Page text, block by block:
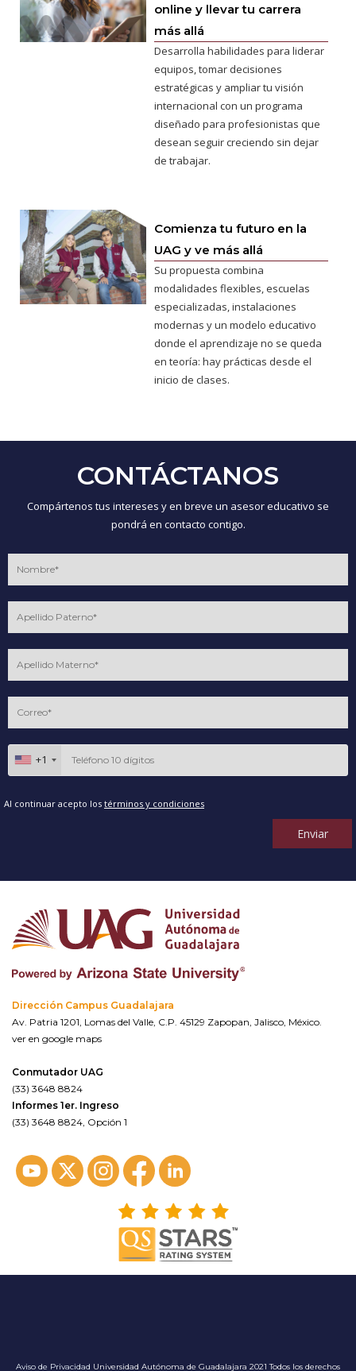
online y llevar tu carrera
más allá
Desarrolla habilidades para liderar
equipos, tomar decisiones
estratégicas y ampliar tu visión
internacional con un programa
diseñado para profesionistas que
desean seguir creciendo sin dejar
de trabajar.
Comienza tu futuro en la
UAG y ve más allá
Su propuesta combina
modalidades flexibles, escuelas
especializadas, instalaciones
modernas y un modelo educativo
donde el aprendizaje no se queda
en teoría: hay prácticas desde el
inicio de clases.
CONTÁCTANOS
Compártenos tus intereses y en breve un asesor educativo se
pondrá en contacto contigo.
+1
Al continuar acepto los términos y condiciones
Enviar
Dirección Campus Guadalajara
Av. Patria 1201, Lomas del Valle, C.P. 45129 Zapopan, Jalisco, México.
ver en google maps
Conmutador UAG
(33) 3648 8824
Informes 1er. Ingreso
(33) 3648 8824, Opción 1
Aviso de Privacidad Universidad Autónoma de Guadalajara 2021 Todos los derechos